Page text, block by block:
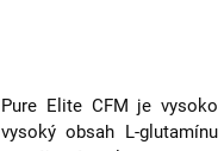
Pure Elite CFM je vysoko
vysoký obsah L-